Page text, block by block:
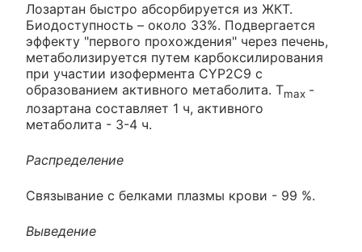
Лозартан быстро абсорбируется из ЖКТ.
Биодоступность – около 33%. Подвергается
эффекту "первого прохождения" через печень,
метаболизируется путем карбоксилирования
при участии изофермента CYP2C9 с
образованием активного метаболита. Tmax -
лозартана составляет 1 ч, активного
метаболита - 3-4 ч.
Распределение
Связывание с белками плазмы крови - 99 %.
Выведение